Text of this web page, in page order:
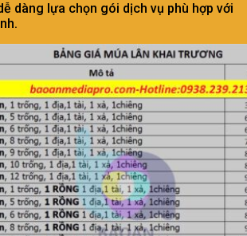
dàng lựa chọn gói dịch vụ phù hợp với